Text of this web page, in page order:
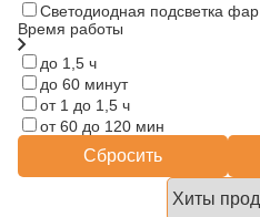
Светодиодная подсветка фар
Время работы
до 1,5 ч
до 60 минут
от 1 до 1,5 ч
от 60 до 120 мин
Сбросить